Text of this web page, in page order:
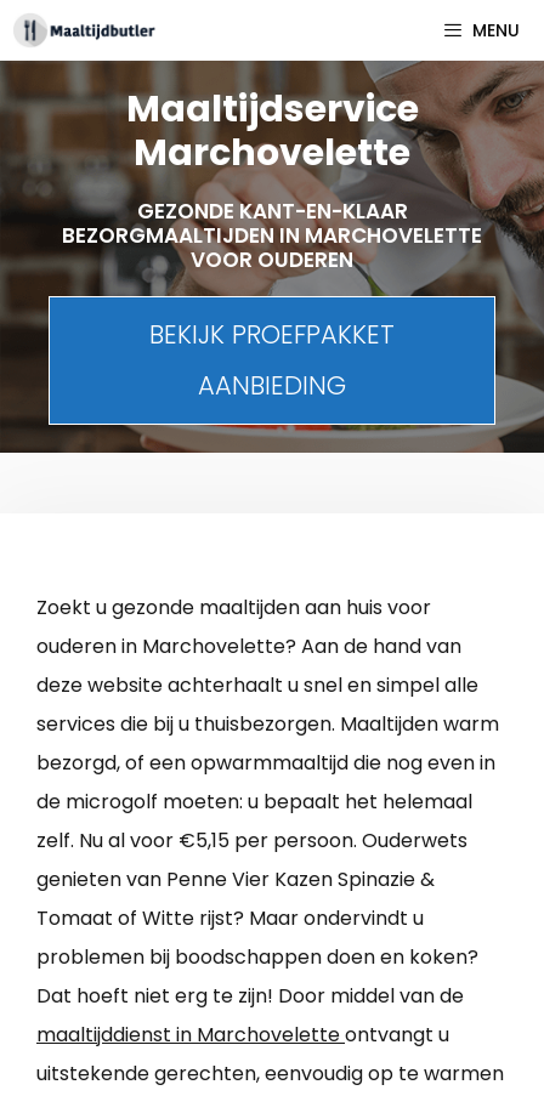
Spring
naar
inhoud
MENU
Maaltijdservice
Marchovelette
GEZONDE KANT-EN-KLAAR
BEZORGMAALTIJDEN IN MARCHOVELETTE
VOOR OUDEREN
BEKIJK PROEFPAKKET
AANBIEDING
Zoekt u gezonde maaltijden aan huis voor
ouderen in Marchovelette? Aan de hand van
deze website achterhaalt u snel en simpel alle
services die bij u thuisbezorgen. Maaltijden warm
bezorgd, of een opwarmmaaltijd die nog even in
de microgolf moeten: u bepaalt het helemaal
zelf. Nu al voor €5,15 per persoon. Ouderwets
genieten van Penne Vier Kazen Spinazie &
Tomaat of Witte rijst? Maar ondervindt u
problemen bij boodschappen doen en koken?
Dat hoeft niet erg te zijn! Door middel van de
maaltijddienst in Marchoveletteontvangt u
uitstekende gerechten, eenvoudig op te warmen